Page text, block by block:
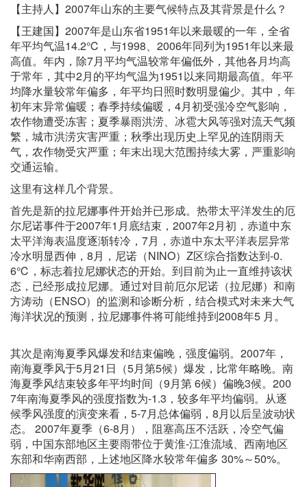
【主持人】2007年山东的主要气候特点及其背景是什么？
【王建国】2007年是山东省1951年以来最暖的一年，全省
年平均气温14.2℃，与1998、2006年同列为1951年以来最
高值。年内，除7月平均气温较常年偏低外，其他各月均高
于常年，其中2月的平均气温为1951以来同期最高值。年平
均降水量较常年偏多，年平均日照时数明显偏少。其中，年
初年末异常偏暖；春季持续偏暖，4月初受强冷空气影响，
农作物遭受冻害；夏季暴雨洪涝、冰雹大风等强对流天气频
繁，城市洪涝灾害严重；秋季出现历史上罕见的连阴雨天
气，农作物受灾严重；年末出现大范围持续大雾，严重影响
交通运输。
这里有这样几个背景。
首先是新的拉尼娜事件开始并已形成。热带太平洋发生的厄
尔尼诺事件于2007年1月底结束，2007年2月初，赤道中东
太平洋海表温度逐渐转冷，7月，赤道中东太平洋表层异常
冷水明显西伸，8月，尼诺（NINO）Z区综合指数达到-0.
6℃，标志着拉尼娜状态的开始。到目前为止一直维持该状
态，已经形成拉尼娜。通过对目前厄尔尼诺（拉尼娜）和南
方涛动（ENSO）的监测和诊断分析，结合模式对未来大气
海洋状况的预测，拉尼娜事件将可能维持到2008年5 月。
其次是南海夏季风爆发和结束偏晚，强度偏弱。2007年，
南海夏季风于5月21日（5月第5候）爆发，比常年略晚。南
海夏季风结束较多年平均时间（9月第 6候）偏晚3候。200
7年南海夏季风的强度指数为-1.3，较多年平均偏弱。从逐
候季风强度的演变来看，5-7月总体偏弱，8月以后呈波动状
态。 2007年夏季（6-8月），阻塞高压不活跃，冷空气偏
弱，中国东部地区主要雨带位于黄淮-江淮流域、西南地区
东部和华南西部，上述地区降水较常年偏多 30%～50%。